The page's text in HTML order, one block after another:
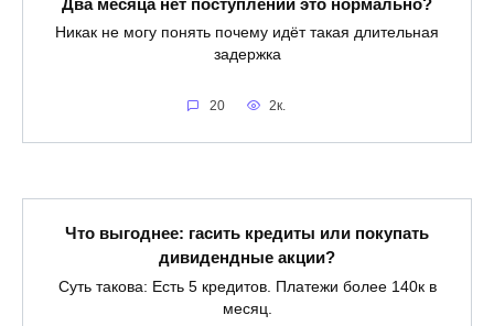
Никак не могу понять почему идёт такая длительная
задержка
20 2к.
Что выгоднее: гасить кредиты или покупать
дивидендные акции?
Суть такова: Есть 5 кредитов. Платежи более 140к в
месяц.